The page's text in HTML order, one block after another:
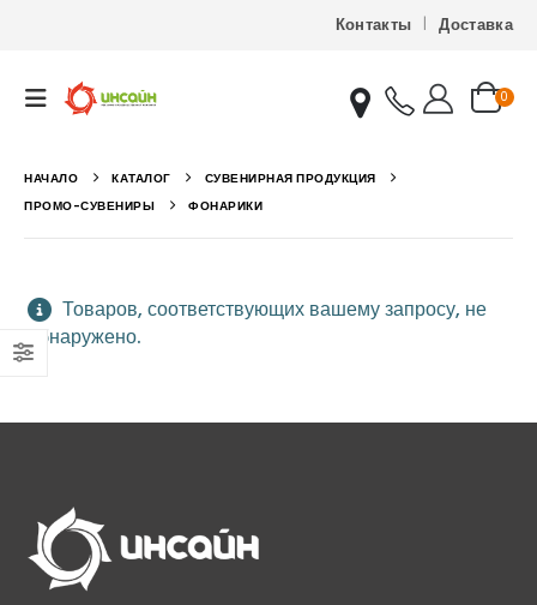
Контакты Доставка
0
НАЧАЛО КАТАЛОГ
СУВЕНИРНАЯ ПРОДУКЦИЯ
ПРОМО-СУВЕНИРЫ
ФОНАРИКИ
Товаров, соответствующих вашему запросу, не
обнаружено.